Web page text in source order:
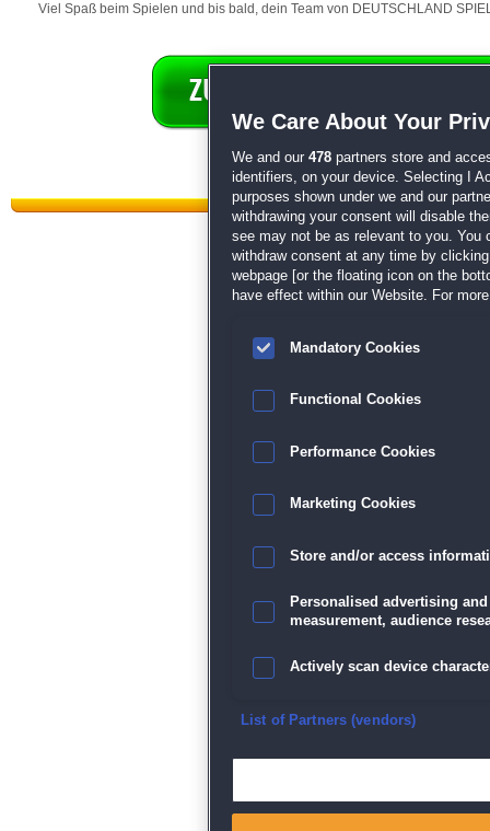
Viel Spaß beim Spielen und bis bald, dein Team von DEUTSCHLAND
Datenschutz| AGB|Impressum
We Care About Your
We and our 478 partners store and
identifiers, on your device. Selecting I
purposes shown under we and our
withdrawing your consent will disable
see may not be as relevant to you. You
withdraw consent at any time by
webpage [or the floating icon on the
have effect within our Website. For
Mandatory Cookies
Functional Cookies
Performance Cookies
Marketing Cookies
Store and/or access
Personalised advertising
measurement, audience
Actively scan device
Ensure security, prevent
List of Partners (vendors)